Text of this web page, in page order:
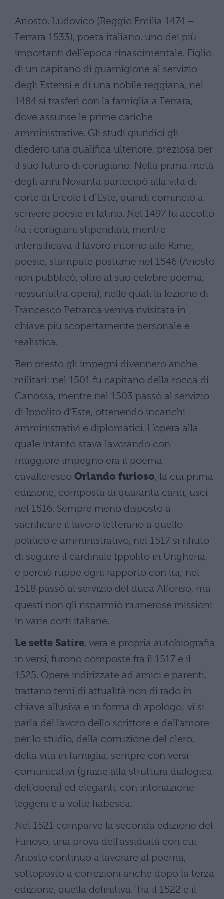
Ariosto, Ludovico (Reggio Emilia 1474 –
Ferrara 1533), poeta italiano, uno dei più
importanti dell’epoca rinascimentale. Figlio
di un capitano di guarnigione al servizio
degli Estensi e di una nobile reggiana, nel
1484 si trasferì con la famiglia a Ferrara,
dove assunse le prime cariche
amministrative. Gli studi giuridici gli
diedero una qualifica ulteriore, preziosa per
il suo futuro di cortigiano. Nella prima metà
degli anni Novanta partecipò alla vita di
corte di Ercole I d’Este, quindi cominciò a
scrivere poesie in latino. Nel 1497 fu accolto
fra i cortigiani stipendiati, mentre
intensificava il lavoro intorno alle Rime,
poesie, stampate postume nel 1546 (Ariosto
non pubblicò, oltre al suo celebre poema,
nessun’altra opera), nelle quali la lezione di
Francesco Petrarca veniva rivisitata in
chiave più scopertamente personale e
realistica.
Ben presto gli impegni divennero anche
militari: nel 1501 fu capitano della rocca di
Canossa, mentre nel 1503 passò al servizio
di Ippolito d’Este, ottenendo incarichi
amministrativi e diplomatici. L’opera alla
quale intanto stava lavorando con
maggiore impegno era il poema
cavalleresco Orlando furioso, la cui prima
edizione, composta di quaranta canti, uscì
nel 1516. Sempre meno disposto a
sacrificare il lavoro letterario a quello
politico e amministrativo, nel 1517 si rifiutò
di seguire il cardinale Ippolito in Ungheria,
e perciò ruppe ogni rapporto con lui; nel
1518 passò al servizio del duca Alfonso, ma
questi non gli risparmiò numerose missioni
in varie corti italiane.
Le sette Satire, vera e propria autobiografia
in versi, furono composte fra il 1517 e il
1525. Opere indirizzate ad amici e parenti,
trattano temi di attualità non di rado in
chiave allusiva e in forma di apologo; vi si
parla del lavoro dello scrittore e dell’amore
per lo studio, della corruzione del clero,
della vita in famiglia, sempre con versi
comunicativi (grazie alla struttura dialogica
dell’opera) ed eleganti, con intonazione
leggera e a volte fiabesca.
Nel 1521 comparve la seconda edizione del
Furioso, una prova dell’assiduità con cui
Ariosto continuò a lavorare al poema,
sottoposto a correzioni anche dopo la terza
edizione, quella definitiva. Tra il 1522 e il